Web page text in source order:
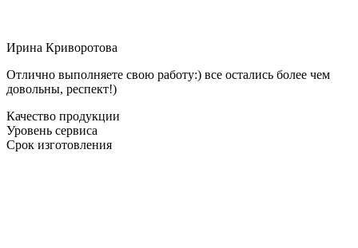
Ирина Криворотова
Отлично выполняете свою работу:) все остались более чем
довольны, респект!)
Качество продукции
Уровень сервиса
Срок изготовления